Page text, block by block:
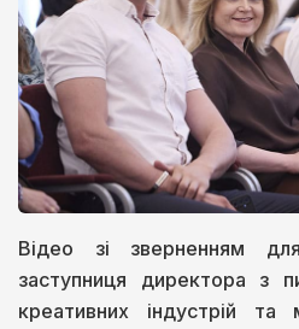
Відео зі зверненням
заступниця директора з
креативних індустрій та